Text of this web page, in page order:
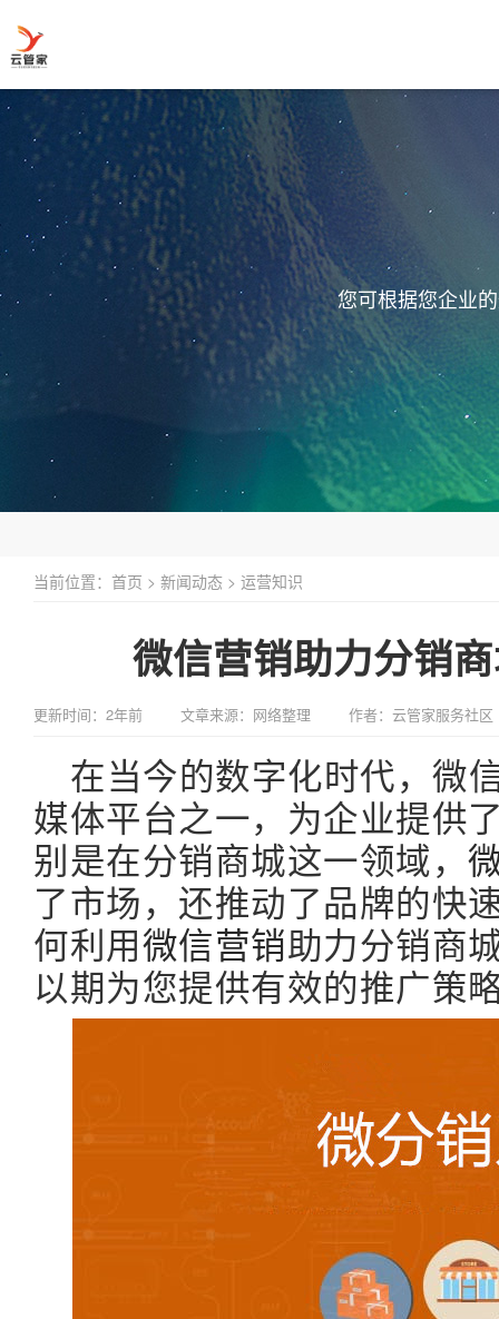
您可根据您企业
当前位置： 首页 > 新闻动态 > 运营知识
微信营销助力分销
更新时间：2年前 文章来源：网络整理 作者：云管家服务社区
在当今的数字化时代，微
媒体平台之一，为企业提供
别是在分销商城这一领域，
了市场，还推动了品牌的快
何利用微信营销助力分销商
以期为您提供有效的推广策